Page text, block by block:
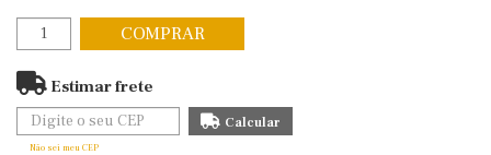
COMPRAR
Estimar frete
Não sei meu CEP